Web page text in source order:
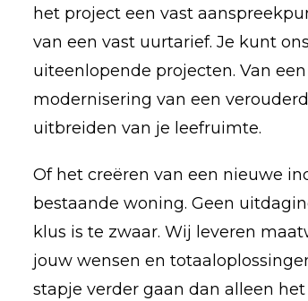
het project een vast
van een vast uurtarief. Je kunt
uiteenlopende projecten. Van
modernisering van een
uitbreiden van je leefruimte.
Of het creëren van een nieuwe
bestaande woning. Geen
klus is te zwaar. Wij leveren
jouw wensen en
stapje verder gaan dan alleen